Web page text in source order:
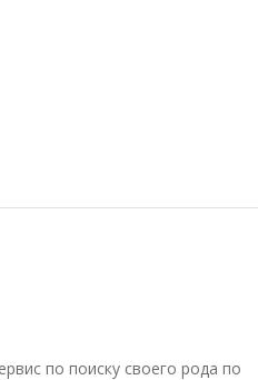
по поиску своего рода по